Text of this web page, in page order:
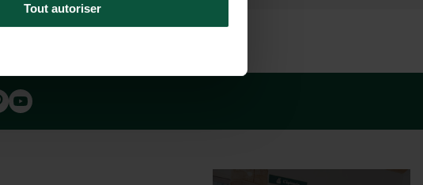
Tout autoriser
+33 4 37 64 22 35